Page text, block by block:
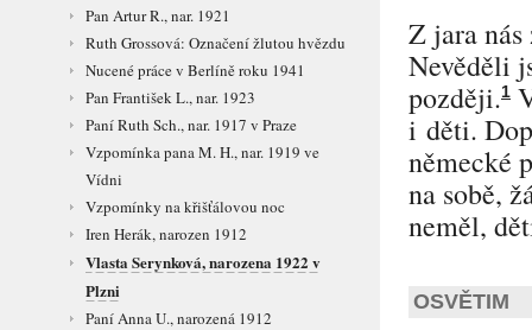
Pan Artur R., nar. 1921
Ruth Grossová: Označení žlutou hvězdu
Nucené práce v Berlíně roku 1941
Pan František L., nar. 1923
Paní Ruth Sch., nar. 1917 v Praze
Vzpomínka pana M. H., nar. 1919 ve
Vídni
Vzpomínky na křišťálovou noc
Iren Herák, narozen 1912
Vlasta Serynková, narozena 1922 v
Plzni
Paní Anna U., narozená 1912
Z jara
Nevěděli
později.1
i děti.
německé
na sobě,
neměl,
OSVĚTIM